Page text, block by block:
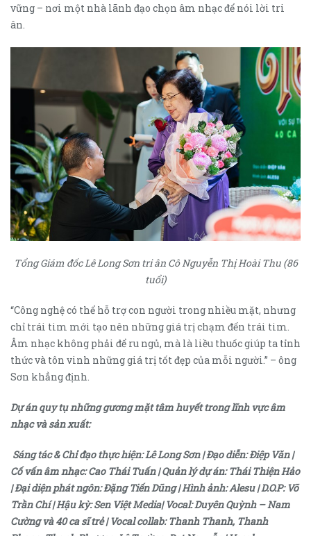
vững – nơi một nhà lãnh đạo chọn âm nhạc để nói lời tri
ân.
Tổng Giám đốc Lê Long Sơn tri ân Cô Nguyễn Thị Hoài Thu (86
tuổi)
“Công nghệ có thể hỗ trợ con người trong nhiều mặt, nhưng
chỉ trái tim mới tạo nên những giá trị chạm đến trái tim.
Âm nhạc không phải để ru ngủ, mà là liều thuốc giúp ta tỉnh
thức và tôn vinh những giá trị tốt đẹp của mỗi người.” – ông
Sơn khẳng định.
Dự án quy tụ những gương mặt tâm huyết trong lĩnh vực âm
nhạc và sản xuất:
Sáng tác & Chỉ đạo thực hiện: Lê Long Sơn | Đạo diễn: Điệp Văn |
Cố vấn âm nhạc: Cao Thái Tuấn | Quản lý dự án: Thái Thiện Hảo
| Đại diện phát ngôn: Đặng Tiến Dũng | Hình ảnh: Alesu | D.O.P: Võ
Trần Chí | Hậu kỳ: Sen Việt Media| Vocal: Duyên Quỳnh – Nam
Cường và 40 ca sĩ trẻ | Vocal collab: Thanh Thanh, Thanh